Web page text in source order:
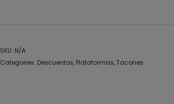
SKU: N/A
Categories: Descuentos, Plataformas,Tacones